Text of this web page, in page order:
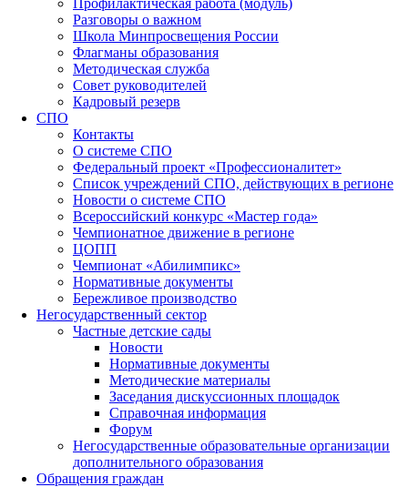
Разговоры о важном
Школа Минпросвещения России
Флагманы образования
Методическая служба
Совет руководителей
Кадровый резерв
СПО
Контакты
О системе СПО
Федеральный проект «Профессионалитет»
Список учреждений СПО, действующих в регионе
Новости о системе СПО
Всероссийский конкурс «Мастер года»
Чемпионатное движение в регионе
ЦОПП
Чемпионат «Абилимпикс»
Нормативные документы
Бережливое производство
Негосударственный сектор
Частные детские сады
Новости
Нормативные документы
Методические материалы
Заседания дискуссионных площадок
Справочная информация
Форум
Негосударственные образовательные организации
дополнительного образования
Обращения граждан